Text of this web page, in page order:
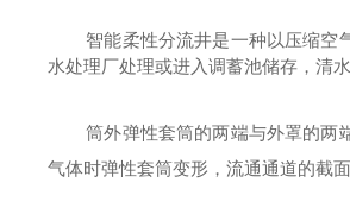
智能柔性分流井是一种以压缩空
水处理厂处理或进入调蓄池储存，清
筒外弹性套筒的两端与外罩的两
气体时弹性套筒变形，流通通道的截